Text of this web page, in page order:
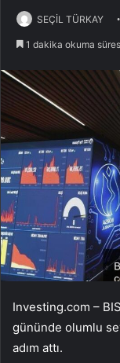
SEÇİL TÜRKAY
1 dakika okuma
Investing.com –
gününde olumlu
adım attı.